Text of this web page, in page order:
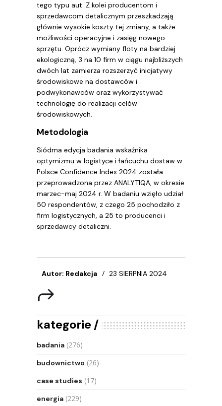
tego typu aut. Z kolei producentom i
sprzedawcom detalicznym przeszkadzają
głównie wysokie koszty tej zmiany, a także
możliwości operacyjne i zasięg nowego
sprzętu. Oprócz wymiany floty na bardziej
ekologiczną, 3 na 10 firm w ciągu najbliższych
dwóch lat zamierza rozszerzyć inicjatywy
środowiskowe na dostawców i
podwykonawców oraz wykorzystywać
technologię do realizacji celów
środowiskowych.
Metodologia
Siódma edycja badania wskaźnika
optymizmu w logistyce i łańcuchu dostaw w
Polsce Confidence Index 2024 została
przeprowadzona przez ANALYTIQA, w okresie
marzec-maj 2024 r. W badaniu wzięło udział
50 respondentów, z czego 25 pochodziło z
firm logistycznych, a 25 to producenci i
sprzedawcy detaliczni.
Autor: Redakcja 23 SIERPNIA 2024
kategorie
badania (276)
budownictwo (26)
case studies (17)
energia (229)